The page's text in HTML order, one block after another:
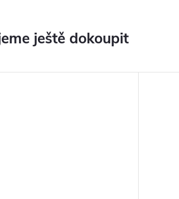
ještě dokoupit